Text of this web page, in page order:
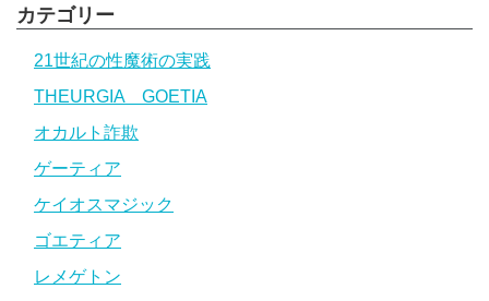
カテゴリー
21世紀の性魔術の実践
THEURGIA GOETIA
オカルト詐欺
ゲーティア
ケイオスマジック
ゴエティア
レメゲトン